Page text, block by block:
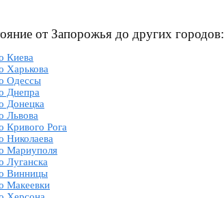
от Запорожья до других городов:
Киева
Харькова
Одессы
Днепра
Донецка
Львова
Кривого Рога
Николаева
Мариуполя
Луганска
Винницы
Макеевки